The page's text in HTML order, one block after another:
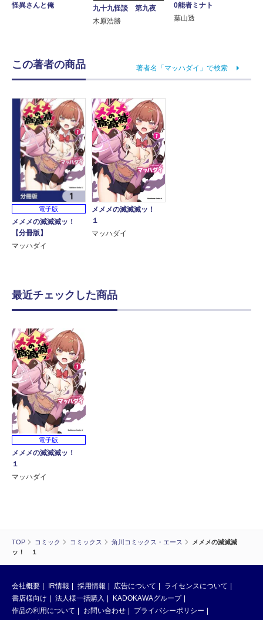
TOP コミック コミックス 角川コミックス・エース
メメメの滅滅滅
ッ！ １
怪異さんと俺
九十九怪談 第九夜
木原浩勝
0能者ミナト
葉山透
この著者の商品 著者名「マッハダイ」で検索
電子版
メメメの滅滅滅ッ！
【分冊版】
マッハダイ
メメメの滅滅滅ッ！
１
マッハダイ
最近チェックした商品
電子版
メメメの滅滅滅ッ！
１
マッハダイ
会社概要 IR情報 採用情報 広告について
ライセンスについて
書店様向け
法人様一括購入
KADOKAWAグループ
作品の利用について
お問い合わせ
プライバシーポリシー